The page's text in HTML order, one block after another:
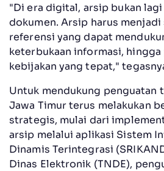
"Di era digital, arsip bukan
dokumen. Arsip harus menjadi
referensi yang dapat
keterbukaan informasi, hingga
kebijakan yang tepat,"
Untuk mendukung penguatan
Jawa Timur terus melakukan
strategis, mulai dari
arsip melalui aplikasi Sistem
Dinamis Terintegrasi
Dinas Elektronik (TNDE),